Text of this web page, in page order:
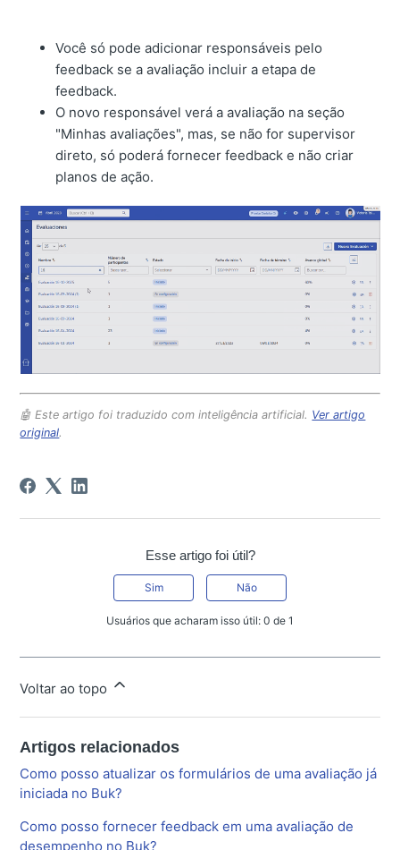
Você só pode adicionar responsáveis pelo
feedback se a avaliação incluir a etapa de
feedback.
O novo responsável verá a avaliação na seção
"Minhas avaliações", mas, se não for supervisor
direto, só poderá fornecer feedback e não criar
planos de ação.
🤖 Este artigo foi traduzido com inteligência artificial. Ver artigo
original.
Esse artigo foi útil?
Sim Não
Usuários que acharam isso útil: 0 de 1
Voltar ao topo
Artigos relacionados
Como posso atualizar os formulários de uma avaliação já
iniciada no Buk?
Como posso fornecer feedback em uma avaliação de
desempenho no Buk?